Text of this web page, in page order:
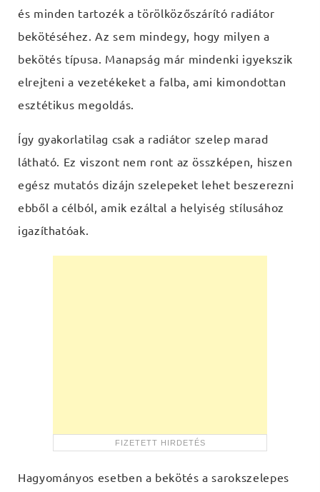
és minden tartozék a törölközőszárító radiátor
bekötéséhez. Az sem mindegy, hogy milyen a
bekötés típusa. Manapság már mindenki igyekszik
elrejteni a vezetékeket a falba, ami kimondottan
esztétikus megoldás.
Így gyakorlatilag csak a radiátor szelep marad
látható. Ez viszont nem ront az összképen, hiszen
egész mutatós dizájn szelepeket lehet beszerezni
ebből a célból, amik ezáltal a helyiség stílusához
igazíthatóak.
Hagyományos esetben a bekötés a sarokszelepes